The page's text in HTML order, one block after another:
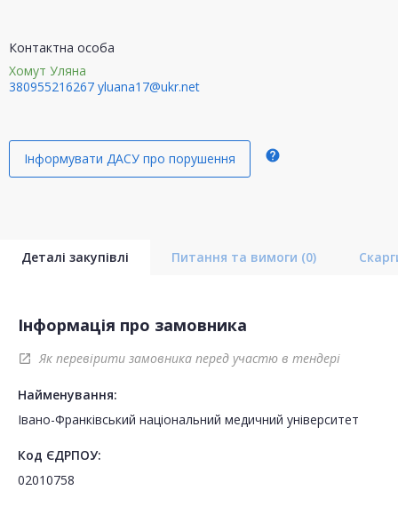
Контактна особа
Хомут Уляна
380955216267 yluana17@ukr.net
Інформувати ДАСУ про порушення help
Деталі закупівлі Питання та вимоги (0)
Інформація про замовника
open_in_new Як перевірити замовника перед участю в тендері
Найменування:
Івано-Франківський національний медичний університет
Код ЄДРПОУ:
02010758